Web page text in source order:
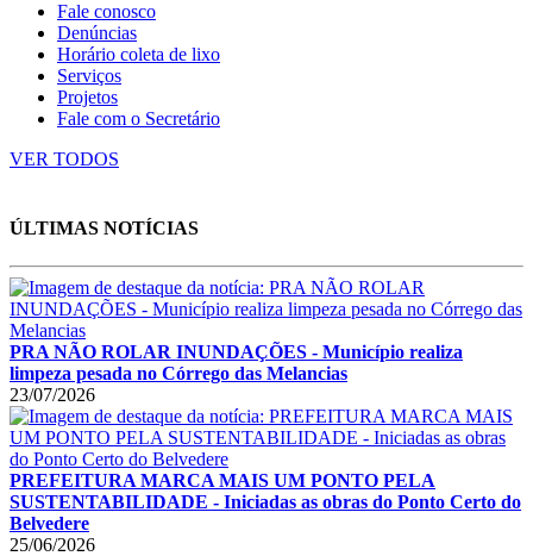
Fale conosco
Denúncias
Horário coleta de lixo
Serviços
Projetos
Fale com o Secretário
VER TODOS
ÚLTIMAS NOTÍCIAS
PRA NÃO ROLAR INUNDAÇÕES - Município realiza
limpeza pesada no Córrego das Melancias
23/07/2026
PREFEITURA MARCA MAIS UM PONTO PELA
SUSTENTABILIDADE - Iniciadas as obras do Ponto Certo do
Belvedere
25/06/2026